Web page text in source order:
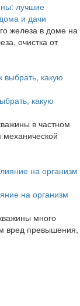
лучшие
и дачи
железа в доме на
очистка от
какую
в частном
на организм
много
вред превышения,